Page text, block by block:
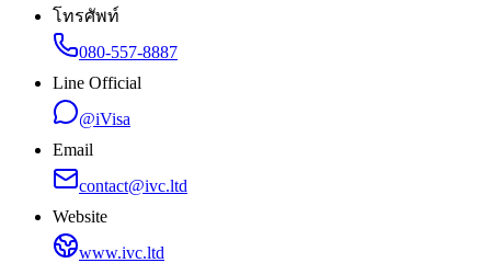
โทรศัพท์
080-557-8887
Line Official
@iVisa
Email
contact@ivc.ltd
Website
www.ivc.ltd